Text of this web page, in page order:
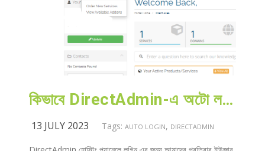
কিভাবে DirectAdmin-এ অটো লগিন করব?
13 JULY 2023 Tags: AUTO LOGIN, DIRECTADMIN